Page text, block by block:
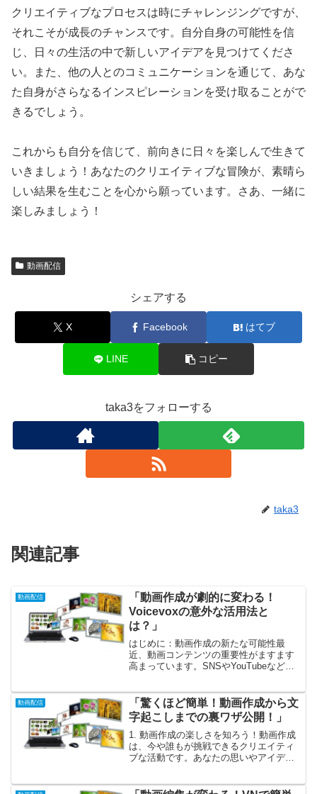
クリエイティブなプロセスは時にチャレンジングですが、
それこそが成長のチャンスです。自分自身の可能性を信
じ、日々の生活の中で新しいアイデアを見つけてくださ
い。また、他の人とのコミュニケーションを通じて、あな
た自身がさらなるインスピレーションを受け取ることがで
きるでしょう。
これからも自分を信じて、前向きに日々を楽しんで生きて
いきましょう！あなたのクリエイティブな冒険が、素晴ら
しい結果を生むことを心から願っています。さあ、一緒に
楽しみましょう！
動画配信
シェアする
X Facebook はてブ
LINE コピー
taka3をフォローする
taka3
関連記事
動画配信
「動画作成が劇的に変わる！
Voicevoxの意外な活用法と
は？」
はじめに：動画作成の新たな可能性最
近、動画コンテンツの重要性がますます
高まっています。SNSやYouTubeなど、
引き込まれています。しかし、動画作成
はただの映像編集や撮...
動画配信
「驚くほど簡単！動画作成から文
字起こしまでの裏ワザ公開！」
1. 動画作成の楽しさを知ろう！動画作成
は、今や誰もが挑戦できるクリエイティ
ブな活動です。あなたの思いやアイデア
ートフォンやタブレットの普及により、